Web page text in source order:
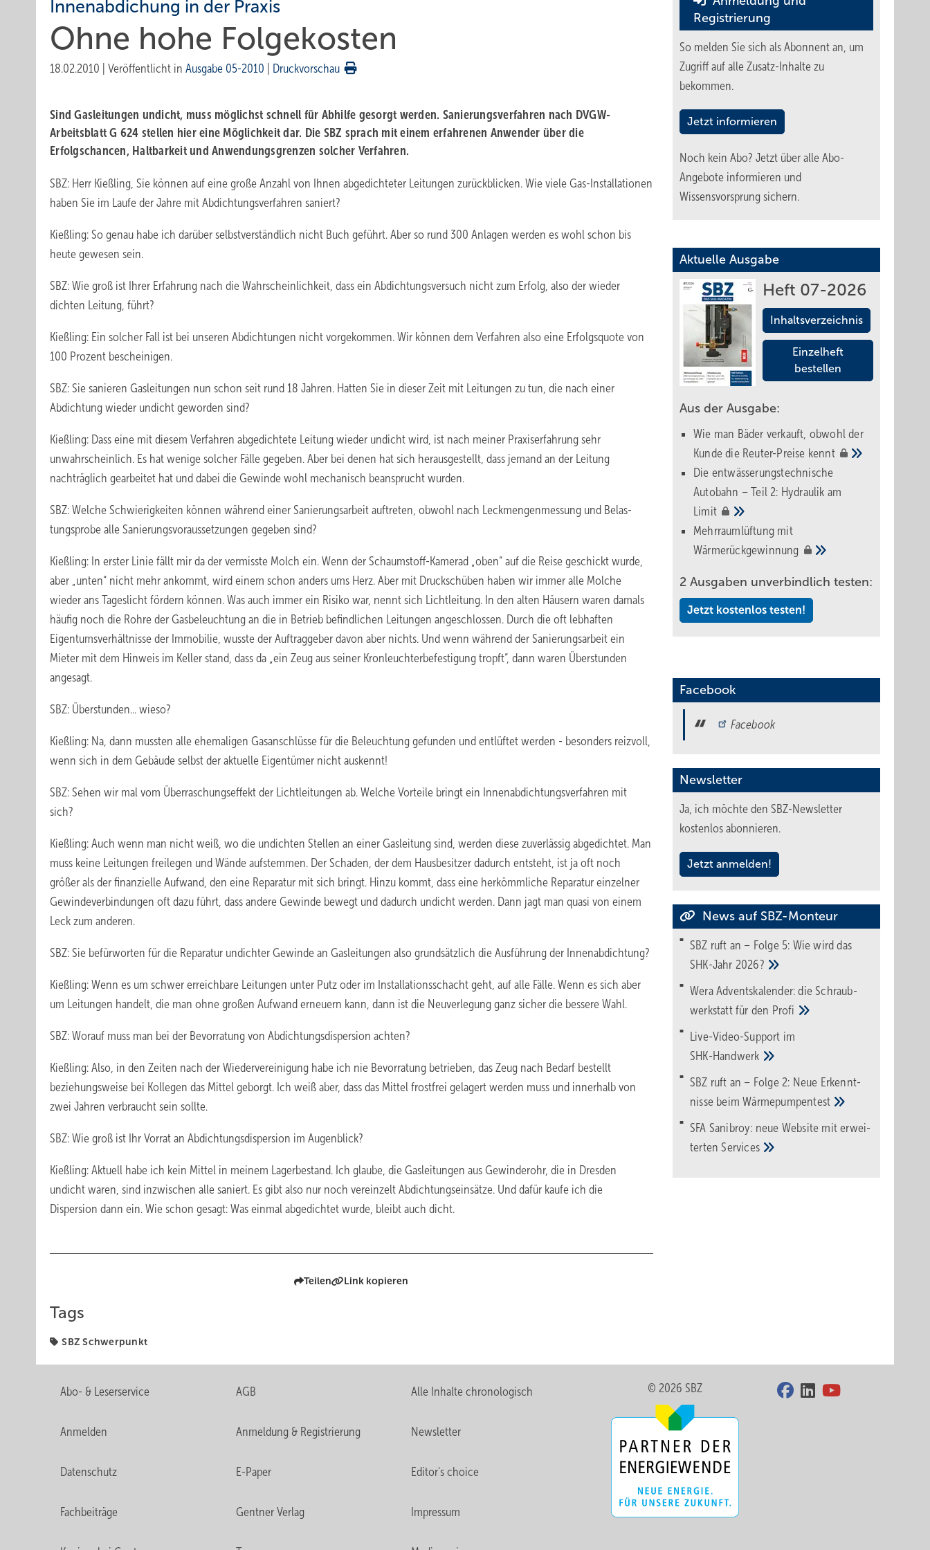
Innenabdichung in der Praxis
Ohne hohe Folgekosten
18.02.2010 Veröffentlicht in Ausgabe 05-2010 Druckvorschau
Sind Gasleitungen undicht, muss möglichst schnell für Abhilfe gesorgt werden. Sanierungsverfahren nach DVGW-
Arbeitsblatt G 624 stellen hier eine Möglichkeit dar. Die SBZ sprach mit einem erfahrenen Anwender über die
Erfolgschancen, Haltbarkeit und Anwendungsgrenzen solcher Verfahren.
SBZ: Herr Kießling, Sie können auf eine große Anzahl von Ihnen abgedichteter Leitungen zurückblicken. Wie viele Gas-Installationen
haben Sie im Laufe der Jahre mit Abdichtungsverfahren saniert?
Kießling: So genau habe ich darüber selbstverständlich nicht Buch geführt. Aber so rund 300 Anlagen werden es wohl schon bis
heute gewesen sein.
SBZ: Wie groß ist Ihrer Erfahrung nach die Wahrscheinlichkeit, dass ein Abdichtungsversuch nicht zum Erfolg, also der wieder
dichten Leitung, führt?
Kießling: Ein solcher Fall ist bei unseren Abdichtungen nicht vorgekommen. Wir können dem Verfahren also eine Erfolgsquote von
100 Prozent bescheinigen.
SBZ: Sie sanieren Gasleitungen nun schon seit rund 18 Jahren. Hatten Sie in dieser Zeit mit Leitungen zu tun, die nach einer
Abdichtung wieder undicht geworden sind?
Kießling: Dass eine mit diesem Verfahren abgedichtete Leitung wieder undicht wird, ist nach meiner Praxiserfahrung sehr
unwahrscheinlich. Es hat wenige solcher Fälle gegeben. Aber bei denen hat sich herausgestellt, dass jemand an der Leitung
nachträglich gearbeitet hat und dabei die Gewinde wohl mechanisch beansprucht wurden.
SBZ: Welche Schwierigkeiten können während einer Sanierungsarbeit auftreten, obwohl nach Leckmengenmessung und Belas­
tungsprobe alle Sanierungsvoraussetzungen gegeben sind?
Kießling: In erster Linie fällt mir da der vermisste Molch ein. Wenn der Schaumstoff-Kamerad „oben“ auf die Reise geschickt wurde,
aber „unten“ nicht mehr ankommt, wird einem schon anders ums Herz. Aber mit Druckschüben haben wir immer alle Molche
wieder ans Tageslicht fördern können. Was auch immer ein Risiko war, nennt sich Lichtleitung. In den alten Häusern waren damals
häufig noch die Rohre der Gasbeleuchtung an die in Betrieb befindlichen Leitungen angeschlossen. Durch die oft lebhaften
Eigentumsverhältnisse der Immobilie, wusste der Auftraggeber davon aber nichts. Und wenn während der Sanierungsarbeit ein
Mieter mit dem Hinweis im Keller stand, dass da „ein Zeug aus seiner Kronleuchterbefestigung tropft“, dann waren Überstunden
angesagt.
SBZ: Überstunden... wieso?
Kießling: Na, dann mussten alle ehemaligen Gasanschlüsse für die Beleuchtung gefunden und entlüftet werden - besonders reizvoll,
wenn sich in dem Gebäude selbst der aktuelle Eigentümer nicht auskennt!
SBZ: Sehen wir mal vom Überraschungseffekt der Lichtleitungen ab. Welche Vorteile bringt ein Innenabdichtungsverfahren mit
sich?
Kießling: Auch wenn man nicht weiß, wo die undichten Stellen an einer Gasleitung sind, werden diese zuverlässig abgedichtet. Man
muss keine Leitungen freilegen und Wände aufstemmen. Der Schaden, der dem Hausbesitzer dadurch entsteht, ist ja oft noch
größer als der finanzielle Aufwand, den eine Reparatur mit sich bringt. Hinzu kommt, dass eine herkömmliche Reparatur einzelner
Gewindeverbindungen oft dazu führt, dass andere Gewinde bewegt und dadurch undicht werden. Dann jagt man quasi von einem
Leck zum anderen.
SBZ: Sie befürworten für die Reparatur undichter Gewinde an Gasleitungen also grundsätzlich die Ausführung der Innenabdichtung?
Kießling: Wenn es um schwer erreichbare Leitungen unter Putz oder im Installationsschacht geht, auf alle Fälle. Wenn es sich aber
um Leitungen handelt, die man ohne großen Aufwand erneuern kann, dann ist die Neuverlegung ganz sicher die bessere Wahl.
SBZ: Worauf muss man bei der Bevorratung von Abdichtungsdispersion achten?
Kießling: Also, in den Zeiten nach der Wiedervereinigung habe ich nie Bevorratung betrieben, das Zeug nach Bedarf bestellt
beziehungsweise bei Kollegen das Mittel geborgt. Ich weiß aber, dass das Mittel frostfrei gelagert werden muss und innerhalb von
zwei Jahren verbraucht sein sollte.
SBZ: Wie groß ist Ihr Vorrat an Abdichtungsdispersion im Augenblick?
Kießling: Aktuell habe ich kein Mittel in meinem Lagerbestand. Ich glaube, die Gasleitungen aus Gewinderohr, die in Dresden
undicht waren, sind inzwischen alle saniert. Es gibt also nur noch vereinzelt Abdichtungseinsätze. Und dafür kaufe ich die
Dispersion dann ein. Wie schon gesagt: Was einmal abgedichtet wurde, bleibt auch dicht.
Teilen Link kopieren
Tags
SBZ Schwerpunkt
Registrierung
So melden Sie sich als Abonnent an, um
Zugriff auf alle Zusatz-Inhalte zu
bekommen.
Jetzt informieren
Noch kein Abo? Jetzt über alle Abo-
Angebote informieren und
Wissensvorsprung sichern.
Aktuelle Ausgabe
Heft 07-2026
Inhaltsverzeichnis
Einzelheft
bestellen
Aus der Ausgabe:
Wie man Bäder verkauft, obwohl der
Kunde die Reuter-Preise kennt
Die entwässerungstechnische
Autobahn – Teil 2: Hydraulik am
Limit
Mehrraumlüftung mit
Wärmerückgewinnung
2 Ausgaben unverbindlich testen:
Jetzt kostenlos testen!
Facebook
Facebook
Newsletter
Ja, ich möchte den SBZ-Newsletter
kostenlos abonnieren.
Jetzt anmelden!
News auf SBZ-Monteur
SBZ ruft an – Folge 5: Wie wird das
SHK-Jahr 2026?
Wera Adventskalender: die Schraub­
werk­statt für den Pro­fi
Live-Video-Support im
SHK-Handwerk
SBZ ruft an – Folge 2: Neue Erkennt­
nisse beimWärme­pumpen­test
SFA Sanibroy: neue Web­site mit erwei­
tertenServices
Abo- & Leserservice AGB Alle Inhalte chronologisch
Anmelden Anmeldung & Registrierung Newsletter
Datenschutz E-Paper Editor's choice
Fachbeiträge Gentner Verlag Impressum
© 2026 SBZ